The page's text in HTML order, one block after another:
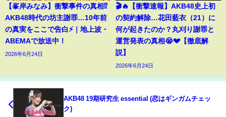
【峯岸みなみ】衝撃事件の真相⁉️
AKB48時代の坊主謝罪…10年前
の真実をここで告白⚡️｜地上波・
ABEMAで放送中！
2026年6月24日
🎬🔥【衝撃速報】AKB48史上初
の契約解除…花田藍衣（21）に
何が起きたのか？丸刈り謝罪と
運営発表の真相😭💔【徹底解
説】
2026年6月24日
AKB48 19期研究生 essential (恋はギンガムチェッ
ク)